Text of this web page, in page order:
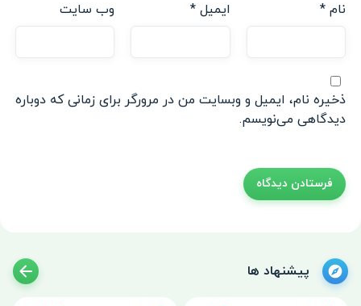
نام * ایمیل* وب‌ سایت
ذخیره نام، ایمیل و وبسایت من در مرورگر برای زمانی که دوباره
دیدگاهی می‌نویسم.
پیشنهاد ها